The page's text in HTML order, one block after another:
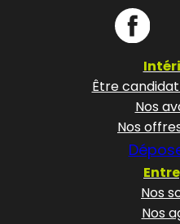
Être
Nos
Nos
Nos
Nos